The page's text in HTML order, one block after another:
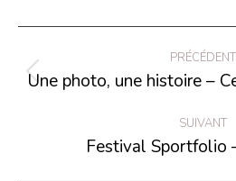
article
PRÉCÉDENT
:
Une photo, une histoire –
SUIVANT
Festival Sportfolio